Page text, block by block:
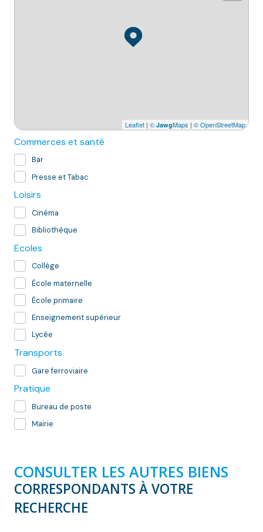
Leaflet | © JawgMaps | © OpenStreetMap
Commerces et santé
Bar
Presse et Tabac
Loisirs
Cinéma
Bibliothèque
Ecoles
Collège
École maternelle
École primaire
Enseignement supérieur
Lycée
Transports
Gare ferroviaire
Pratique
Bureau de poste
Mairie
CONSULTER LES AUTRES BIENS
CORRESPONDANTS À VOTRE
RECHERCHE